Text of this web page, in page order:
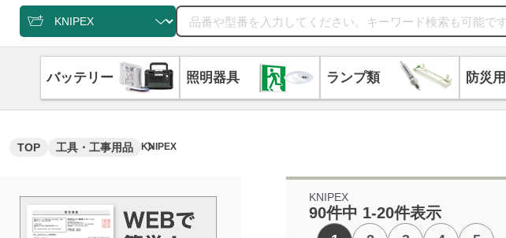
バッテリー 照明器具 ランプ類 防災
TOP 工具・工事用品 KNIPEX
KNIPEX
90件中 1-20件表示